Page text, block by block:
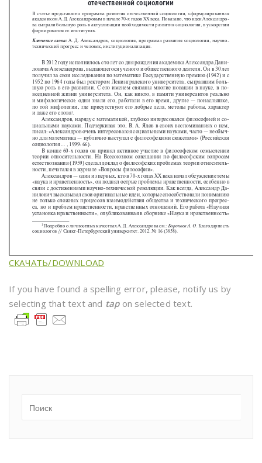
СКАЧАТЬ/DOWNLOAD
If you have found a spelling error, please, notify us by
selecting that text and tapon selected text.